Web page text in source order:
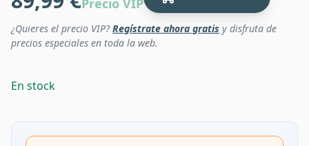
Precio VIP
¿Quieres el precio VIP?Regístrate ahora gratis y disfruta de
precios especiales en toda la web.
En stock